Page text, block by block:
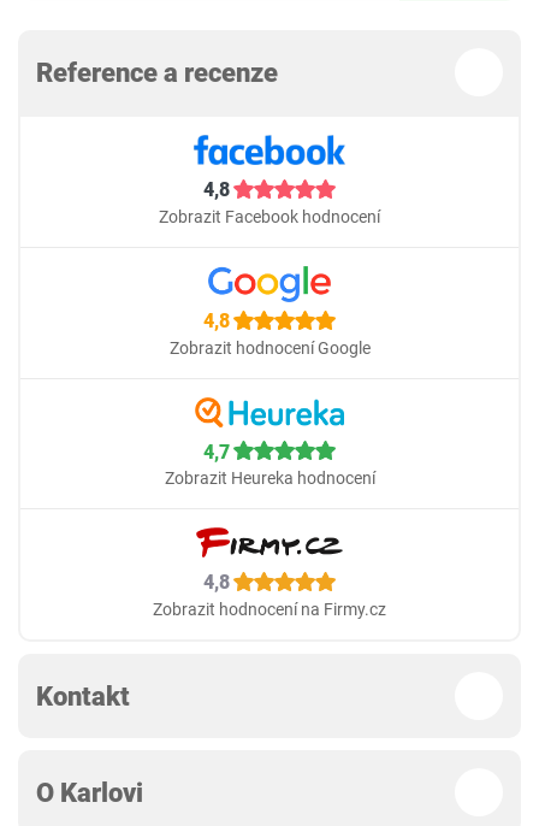
Reference a recenze
4,8
Zobrazit Facebook hodnocení
4,8
Zobrazit hodnocení Google
4,7
Zobrazit Heureka hodnocení
4,8
Zobrazit hodnocení na Firmy.cz
Kontakt
O Karlovi